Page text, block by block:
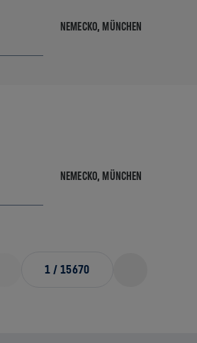
NEMECKO, MÜNCHEN
NEMECKO, MÜNCHEN
1 / 15670